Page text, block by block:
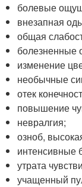
болевые
внезапная
общая
болезненные
изменение
необычные
отек
повышение
невралгия;
озноб,
интенсивные
утрата
учащенный